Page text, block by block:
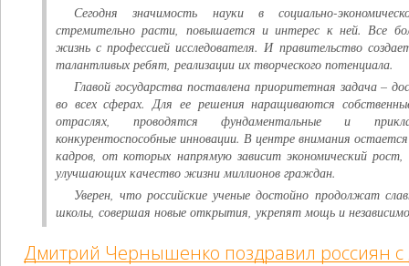
Сегодня значимость науки в социально-
стремительно расти, повышается и интерес к ней. Все
жизнь с профессией исследователя. И правительство
талантливых ребят, реализации их творческого потенциала.
Главой государства поставлена приоритетная задача –
во всех сферах. Для ее решения наращиваются
отраслях, проводятся фундаментальные и
конкурентоспособные инновации. В центре внимания
кадров, от которых напрямую зависит экономический рост,
улучшающих качество жизни миллионов граждан.
Уверен, что российские ученые достойно продолжат
школы, совершая новые открытия, укрепят мощь и
Дмитрий Чернышенко поздравил россиян